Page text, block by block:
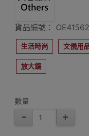
貨品編號：
生活時尚 文儀用
放大鏡
數量